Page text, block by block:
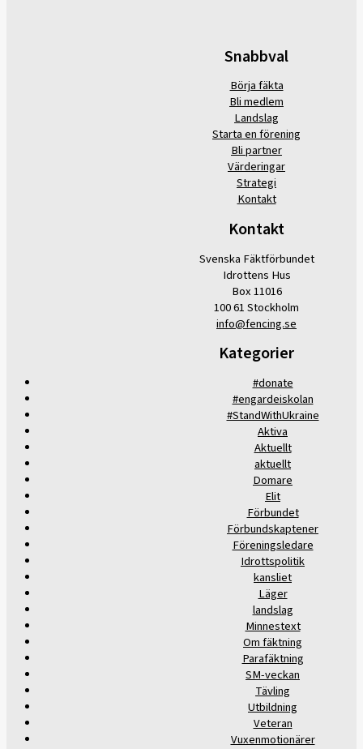
Snabbval
Börja fäkta
Bli medlem
Landslag
Starta en förening
Bli partner
Värderingar
Strategi
Kontakt
Kontakt
Svenska Fäktförbundet
Idrottens Hus
Box 11016
100 61 Stockholm
info@fencing.se
Kategorier
#donate
#engardeiskolan
#StandWithUkraine
Aktiva
Aktuellt
aktuellt
Domare
Elit
Förbundet
Förbundskaptener
Föreningsledare
Idrottspolitik
kansliet
Läger
landslag
Minnestext
Om fäktning
Parafäktning
SM-veckan
Tävling
Utbildning
Veteran
Vuxenmotionärer